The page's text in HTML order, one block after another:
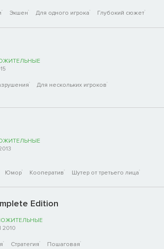
Экшен Для одного игрока Глубокий сюжет
Для нескольких игроков
Юмор Кооператив Шутер от третьего лица
Edition
Стратегия
Пошаговая